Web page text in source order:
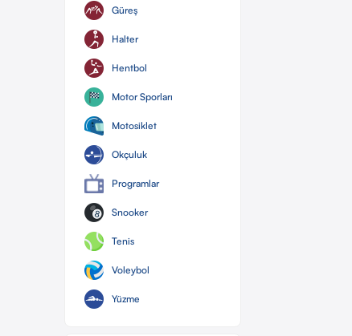
Güreş
Halter
Hentbol
Motor Sporları
Motosiklet
Okçuluk
Programlar
Snooker
Tenis
Voleybol
Yüzme